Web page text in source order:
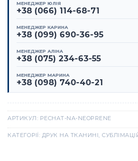
МЕНЕДЖЕР ЮЛІЯ
+38 (066) 114-68-71
МЕНЕДЖЕР КАРИНА
+38 (099) 690-36-95
МЕНЕДЖЕР АЛІНА
+38 (075) 234-63-55
МЕНЕДЖЕР МАРИНА
+38 (098) 740-40-21
АРТИКУЛ: PECHAT-NA-NEOPRENE
КАТЕГОРІЇ: ДРУК НА ТКАНИНІ,